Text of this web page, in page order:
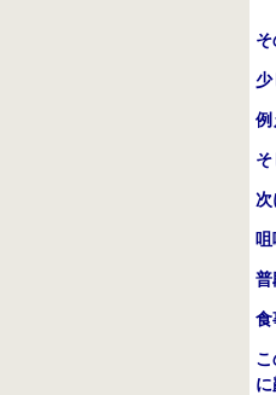
少
例
次
普
食